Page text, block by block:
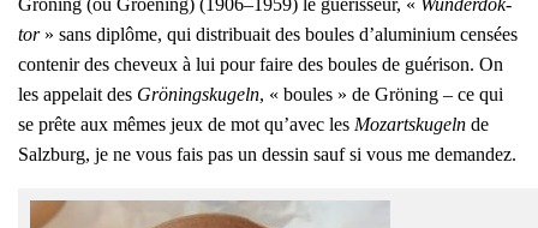
Grö­ning (ou Groe­ning) (1906–1959) le gué­ris­seur, « Wun­der­dok­
tor» sans diplôme, qui dis­tri­buait des boules d’a­lu­mi­nium cen­sées
conte­nir des che­veux à lui pour faire des boules de gué­ri­son. On
les appe­lait des Grö­ning­sku­geln, « boules » de Grö­ning – ce qui
se prête aux mêmes jeux de mot qu’a­vec les Mozarts­ku­geln de
Salz­burg, je ne vous fais pas un des­sin sauf si vous me deman­dez.